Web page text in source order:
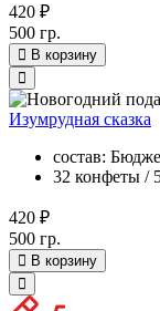
420 ₽
500 гр.
В корзину
Изумрудная сказка
состав:
32 конфеты /
420 ₽
500 гр.
В корзину